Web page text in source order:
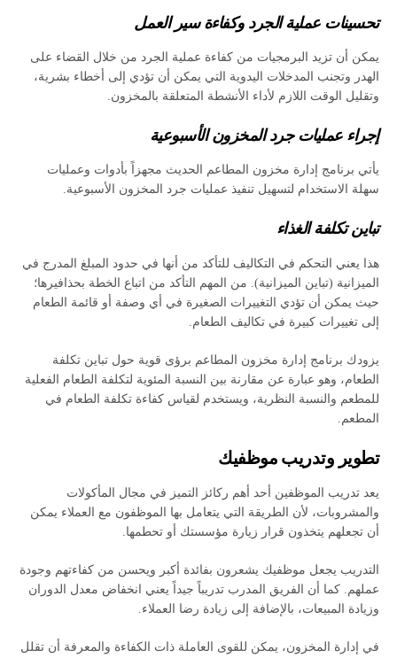
تحسينات عملية الجرد وكفاءة سير العمل
يمكن أن تزيد البرمجيات من كفاءة عملية الجرد من خلال القضاء على
الهدر وتجنب المدخلات اليدوية التي يمكن أن تؤدي إلى أخطاء بشرية،
وتقليل الوقت اللازم لأداء الأنشطة المتعلقة بالمخزون.
إجراء عمليات جرد المخزون الأسبوعية
يأتي برنامج إدارة مخزون المطاعم الحديث مجهزاً بأدوات وعمليات
سهلة الاستخدام لتسهيل تنفيذ عمليات جرد المخزون الأسبوعية.
تباين تكلفة الغذاء
هذا يعني التحكم في التكاليف للتأكد من أنها في حدود المبلغ المدرج في
الميزانية (تباين الميزانية). من المهم التأكد من اتباع الخطة بحذافيرها؛
حيث يمكن أن تؤدي التغييرات الصغيرة في أي وصفة أو قائمة الطعام
إلى تغييرات كبيرة في تكاليف الطعام.
يزودك برنامج إدارة مخزون المطاعم برؤى قوية حول تباين تكلفة
الطعام، وهو عبارة عن مقارنة بين النسبة المئوية لتكلفة الطعام الفعلية
للمطعم والنسبة النظرية، ويستخدم لقياس كفاءة تكلفة الطعام في
المطعم.
تطوير وتدريب موظفيك
يعد تدريب الموظفين أحد أهم ركائز التميز في مجال المأكولات
والمشروبات، لأن الطريقة التي يتعامل بها الموظفون مع العملاء يمكن
أن تجعلهم يتخذون قرار زيارة مؤسستك أو تحطمها.
التدريب يجعل موظفيك يشعرون بفائدة أكبر ويحسن من كفاءتهم وجودة
عملهم. كما أن الفريق المدرب تدريباً جيداً يعني انخفاض معدل الدوران
وزيادة المبيعات، بالإضافة إلى زيادة رضا العملاء.
في إدارة المخزون، يمكن للقوى العاملة ذات الكفاءة والمعرفة أن تقلل